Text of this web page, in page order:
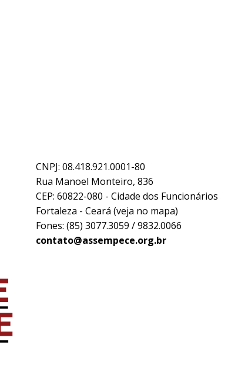
CNPJ: 08.418.921.0001-80
Rua Manoel Monteiro, 836
CEP: 60822-080 - Cidade dos Funcionários
Fortaleza - Ceará (veja no mapa)
Fones: (85) 3077.3059 / 9832.0066
contato@assempece.org.br